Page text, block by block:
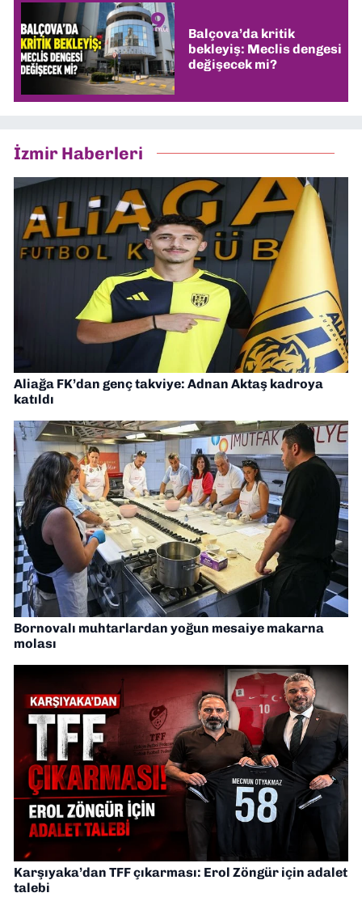
Balçova’da kritik
bekleyiş: Meclis dengesi
değişecek mi?
İzmir Haberleri
Aliağa FK’dan genç takviye: Adnan Aktaş kadroya
katıldı
Bornovalı muhtarlardan yoğun mesaiye makarna
molası
Karşıyaka’dan TFF çıkarması: Erol Zöngür için adalet
talebi